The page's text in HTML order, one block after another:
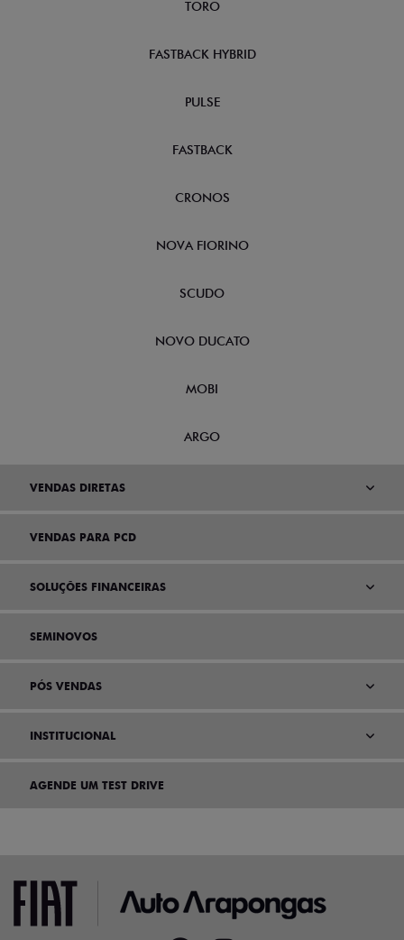
TORO
FASTBACK HYBRID
PULSE
FASTBACK
CRONOS
NOVA FIORINO
SCUDO
NOVO DUCATO
MOBI
ARGO
VENDAS DIRETAS
VENDAS PARA PCD
SOLUÇÕES FINANCEIRAS
SEMINOVOS
PÓS VENDAS
INSTITUCIONAL
AGENDE UM TEST DRIVE